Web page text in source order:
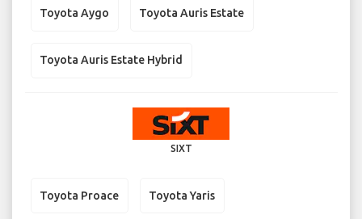
Toyota Aygo Toyota Auris Estate
Toyota Auris Estate Hybrid
SIXT
Toyota Proace Toyota Yaris